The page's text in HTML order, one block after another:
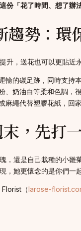
這份「花了時間、想了辦
趨勢：環
升，送花也可以更貼近
輸的碳足跡，同時支持
、奶油白等柔和色調，
麻繩代替塑膠花紙，回
，先打
，還是自己栽種的小雛
，她更懷念的是你們一
（larose-